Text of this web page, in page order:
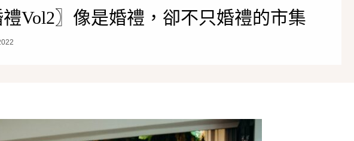
禮Vol2〗像是婚禮，卻不只婚禮的市集